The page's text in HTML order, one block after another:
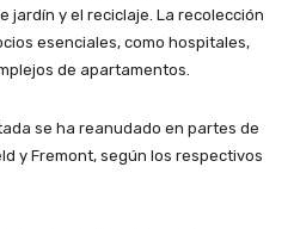
jardín y el reciclaje. La recolección
esenciales, como hospitales,
de apartamentos.
se ha reanudado en partes de
y Fremont, según los respectivos